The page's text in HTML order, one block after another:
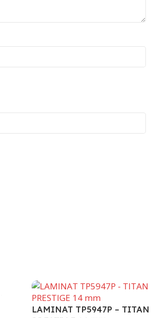
LAMINAT TP5947P – TITAN